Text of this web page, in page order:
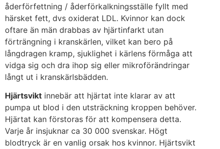
åderförfettning / åderförkalkningsställe fyllt med
härsket fett, dvs oxiderat LDL. Kvinnor kan dock
oftare än män drabbas av hjärtinfarkt utan
förträngning i kranskärlen, vilket kan bero på
långdragen kramp, sjuklighet i kärlens förmåga att
vidga sig och dra ihop sig eller mikroförändringar
långt ut i kranskärlsbädden.
Hjärtsvikt innebär att hjärtat inte klarar av att
pumpa ut blod i den utsträckning kroppen behöver.
Hjärtat kan förstoras för att kompensera detta.
Varje år insjuknar ca 30 000 svenskar. Högt
blodtryck är en vanlig orsak hos kvinnor. Hjärtsvikt